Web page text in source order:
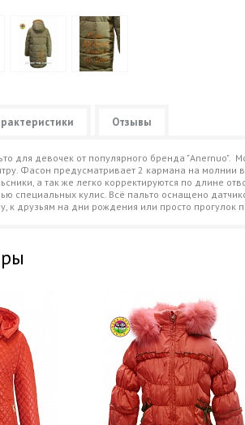
Отзывы
для девочек от популярного бренда "Anernuo".
Фасон предусматривает 2 кармана на молнии
а так же легко корректируются по длине
специальных кулис. Всё пальто оснащено
к друзьям на дни рождения или просто прогулок